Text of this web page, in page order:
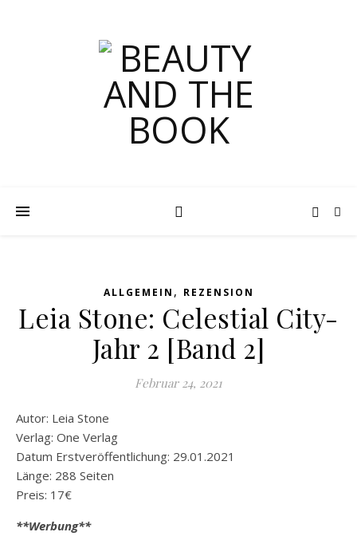
ALLGEMEIN , REZENSION
Leia Stone: Celestial City-
Jahr 2 [Band 2]
Februar 24, 2021
Autor: Leia Stone
Verlag: One Verlag
Datum Erstveröffentlichung: 29.01.2021
Länge: 288 Seiten
Preis: 17€
**Werbung**